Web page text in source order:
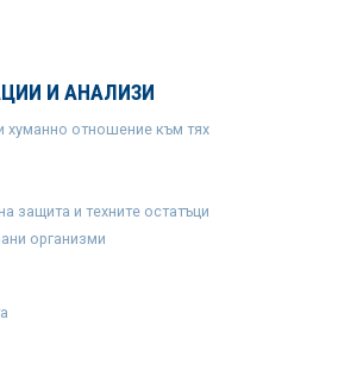
И АНАЛИЗИ
хуманно отношение към тях
защита и техните остатъци
организми